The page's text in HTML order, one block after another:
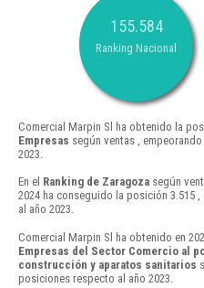
155.584
Ranking Nacional
Comercial Marpin Sl ha obtenido la
Empresas según ventas ,
2023.
En el Ranking de Zaragoza según
2024 ha conseguido la posición 3.515
al año 2023.
Comercial Marpin Sl ha obtenido en
Empresas del Sector Comercio al
construcción y aparatos sanitarios
posiciones respecto al año 2023.